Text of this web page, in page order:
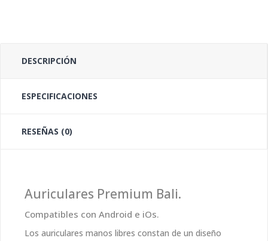
DESCRIPCIÓN
ESPECIFICACIONES
RESEÑAS (0)
Auriculares Premium Bali.
Compatibles con Android e iOs.
Los auriculares manos libres constan de un diseño